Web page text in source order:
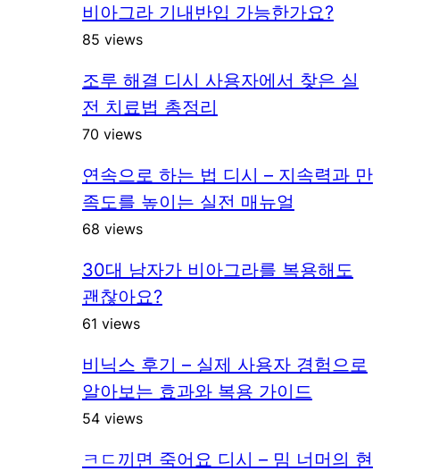
비아그라 기내반입 가능한가요?
85 views
조루 해결 디시 사용자에서 찾은 실
전 치료법 총정리
70 views
연속으로 하는 법 디시 – 지속력과 만
족도를 높이는 실전 매뉴얼
68 views
30대 남자가 비아그라를 복용해도
괜찮아요?
61 views
비닉스 후기 – 실제 사용자 경험으로
알아보는 효과와 복용 가이드
54 views
ㅋㄷ끼면 죽어요 디시 – 밈 너머의 현